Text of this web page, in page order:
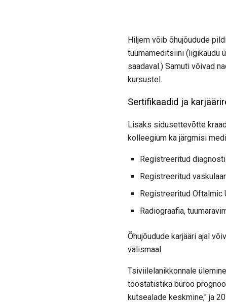
Hiljem võib õhujõudude
tuumameditsiini (ligikaudu
saadaval.) Samuti võivad
kursustel.
Sertifikaadid ja
Lisaks sidusettevõtte
kolleegium ka järgmisi
Registreeritud
Registreeritud
Registreeritud Oftalmic
Radiograafia,
Õhujõudude karjääri ajal
välismaal.
Tsiviilelanikkonnale
tööstatistika büroo
kutsealade keskmine," ja